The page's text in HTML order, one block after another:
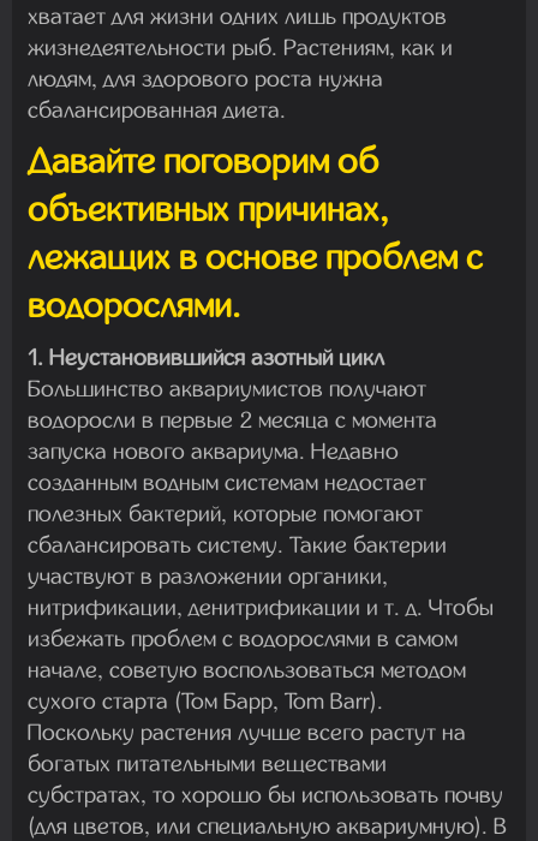
хватает для жизни одних лишь продуктов
жизнедеятельности рыб. Растениям, как и
людям, для здорового роста нужна
сбалансированная диета.
Давайте поговорим об
объективных причинах,
лежащих в основе проблем с
водорослями.
1. Неустановившийся азотный цикл
Большинство аквариумистов получают
водоросли в первые 2 месяца с момента
запуска нового аквариума. Недавно
созданным водным системам недостает
полезных бактерий, которые помогают
сбалансировать систему. Такие бактерии
участвуют в разложении органики,
нитрификации, денитрификации и т. д. Чтобы
избежать проблем с водорослями в самом
начале, советую воспользоваться методом
сухого старта (Том Барр, Tom Barr).
Поскольку растения лучше всего растут на
богатых питательными веществами
субстратах, то хорошо бы использовать почву
(для цветов, или специальную аквариумную). В